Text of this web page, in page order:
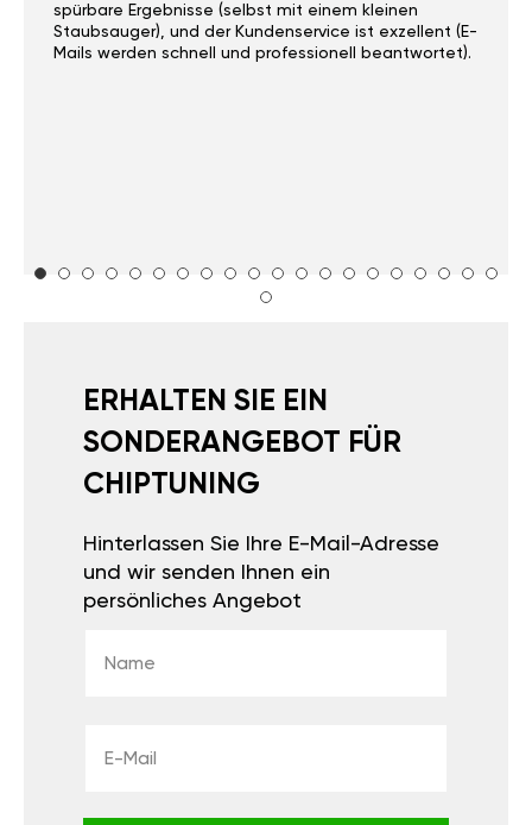
spürbare Ergebnisse (selbst mit einem kleinen
Staubsauger), und der Kundenservice ist exzellent (E-
Mails werden schnell und professionell beantwortet).
ERHALTEN SIE EIN
SONDERANGEBOT FÜR
CHIPTUNING
Hinterlassen Sie Ihre E-Mail-Adresse
und wir senden Ihnen ein
persönliches Angebot